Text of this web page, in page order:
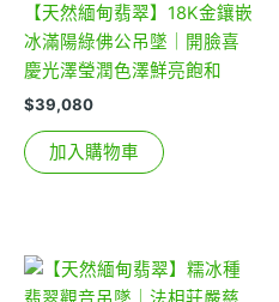
【天然緬甸翡翠】18K金鑲嵌
冰滿陽綠佛公吊墜｜開臉喜
慶光澤瑩潤色澤鮮亮飽和
$39,080
加入購物車